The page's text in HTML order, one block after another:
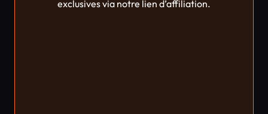
exclusives via notre lien d’affiliation.